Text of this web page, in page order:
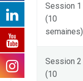
Session 1
(10
semaines)
Session 2
(10